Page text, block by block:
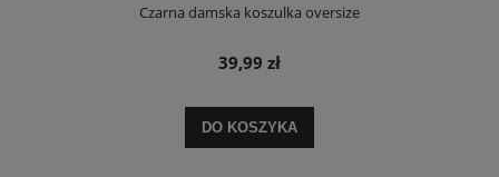
Czarna damska koszulka oversize
39,99 zł
DO KOSZYKA